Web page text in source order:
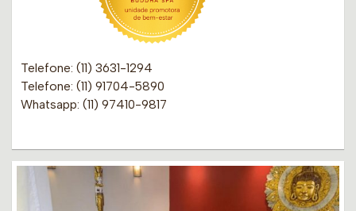
Telefone: (11) 3631-1294
Telefone: (11) 91704-5890
Whatsapp: (11) 97410-9817